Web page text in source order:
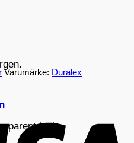
Varumärke: Duralex
lock.